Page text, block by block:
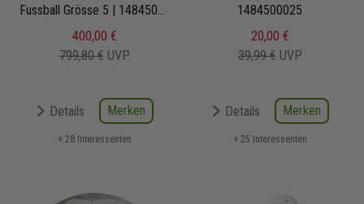
v25
Fussball Grösse 5 | 1484500025 | Bundesligaball | Fußbälle Set 20-teilig
400,00 €
799,80 € UVP
Details Merken
+ 28 Interessenten
Replica v25
1484500025
20,00 €
39,99 € UVP
Details Merken
+ 25 Interessenten